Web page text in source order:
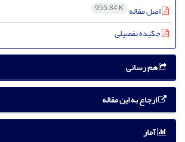
اصل مقاله 955.84 K
چکیده تفصیلی
هم رسانی
ارجاع به این مقاله
آمار